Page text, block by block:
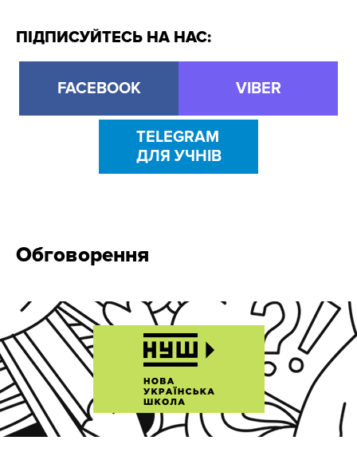
ПІДПИСУЙТЕСЬ НА НАС:
FACEBOOK VIBER
TELEGRAM
ДЛЯ УЧНІВ
Обговорення